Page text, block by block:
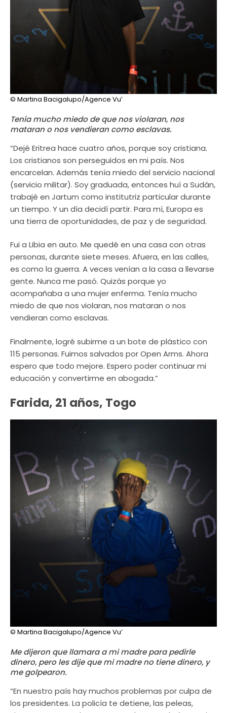
© Martina Bacigalupo/Agence Vu’
Tenía mucho miedo de que nos violaran, nos
mataran o nos vendieran como esclavas.
“Dejé Eritrea hace cuatro años, porque soy cristiana.
Los cristianos son perseguidos en mi país. Nos
encarcelan. Además tenía miedo del servicio nacional
(servicio militar). Soy graduada, entonces huí a Sudán,
trabajé en Jartum como institutriz particular durante
un tiempo. Y un día decidí partir. Para mí, Europa es
una tierra de oportunidades, de paz y de seguridad.
Fui a Libia en auto. Me quedé en una casa con otras
personas, durante siete meses. Afuera, en las calles,
es como la guerra. A veces venían a la casa a llevarse
gente. Nunca me pasó. Quizás porque yo
acompañaba a una mujer enferma. Tenía mucho
miedo de que nos violaran, nos mataran o nos
vendieran como esclavas.
Finalmente, logré subirme a un bote de plástico con
115 personas. Fuimos salvados por Open Arms. Ahora
espero que todo mejore. Espero poder continuar mi
educación y convertirme en abogada.”
Farida, 21 años, Togo
© Martina Bacigalupo/Agence Vu’
Me dijeron que llamara a mi madre para pedirle
dinero, pero les dije que mi madre no tiene dinero, y
me golpearon.
“En nuestro país hay muchos problemas por culpa de
los presidentes. La policía te detiene, las peleas,